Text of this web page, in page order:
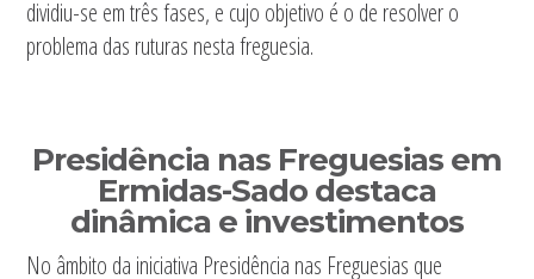
dividiu-se em três fases, e cujo objetivo é o de resolver o
problema das ruturas nesta freguesia.
Presidência nas Freguesias em
Ermidas-Sado destaca
dinâmica e investimentos
No âmbito da iniciativa Presidência nas Freguesias que